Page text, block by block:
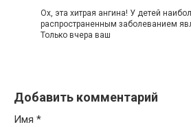
Ох, эта хитрая ангина! У детей
распространенным заболеванием
Только вчера ваш
Добавить комментарий
Имя *